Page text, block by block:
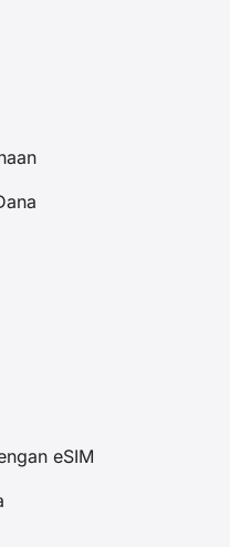
eSIM